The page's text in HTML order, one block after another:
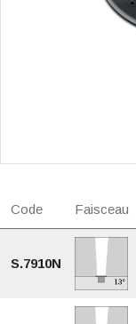
Code Faisceau
S.7910N